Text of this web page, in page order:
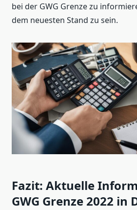
bei der GWG Grenze zu
dem neuesten Stand zu sein.
Fazit: Aktuelle
GWG Grenze 2022 in